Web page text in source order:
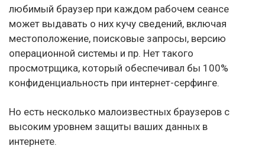
любимый браузер при каждом рабочем сеансе
может выдавать о них кучу сведений, включая
местоположение, поисковые запросы, версию
операционной системы и пр. Нет такого
просмотрщика, который обеспечивал бы 100%
конфиденциальность при интернет-серфинге.
Но есть несколько малоизвестных браузеров с
высоким уровнем защиты ваших данных в
интернете.